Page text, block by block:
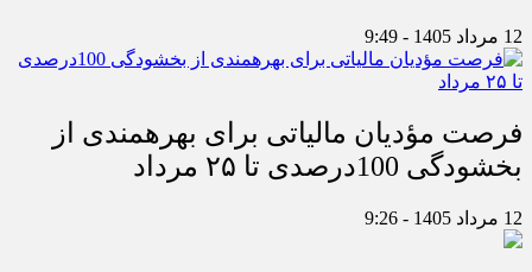
12 مرداد 1405 - 9:49
فرصت مؤدیان مالیاتی برای بهره‎مندی از
بخشودگی 100درصدی تا ۲۵ مرداد
12 مرداد 1405 - 9:26